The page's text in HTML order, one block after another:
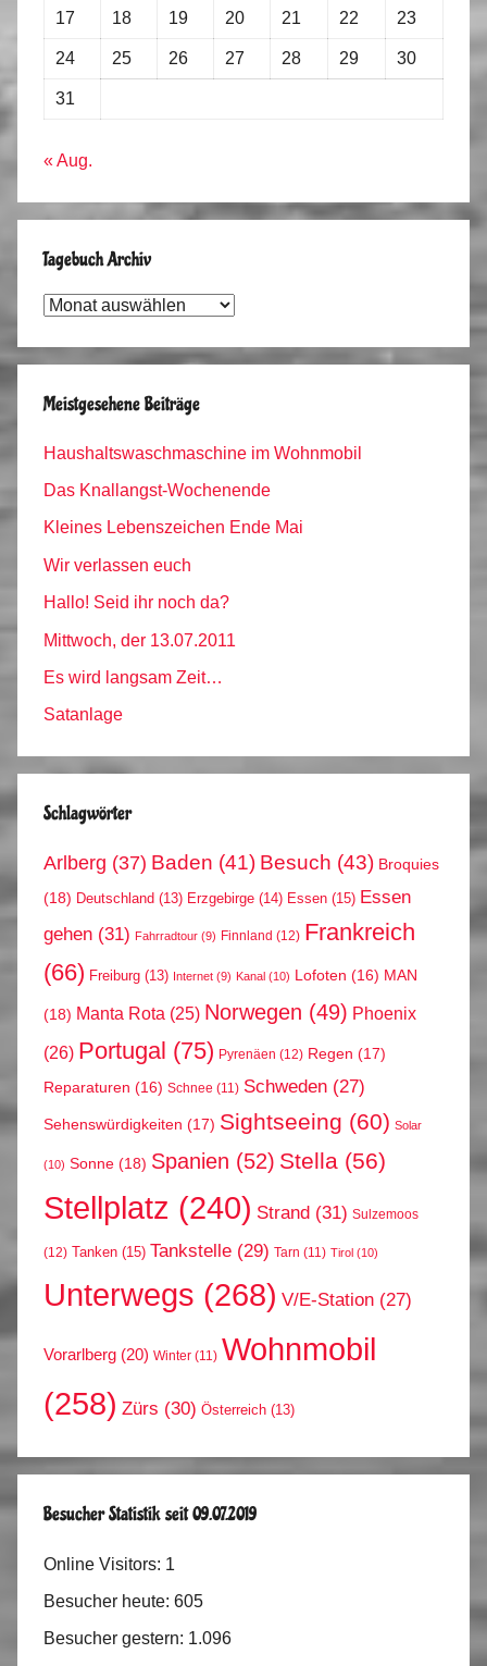
17 18 19 20 21 22 23
24 25 26 27 28 29 30
31
« Aug.
Tagebuch Archiv
Tagebuch
Meistgesehene Beiträge
Haushaltswaschmaschine im Wohnmobil
Das Knallangst-Wochenende
Kleines Lebenszeichen Ende Mai
Wir verlassen euch
Hallo! Seid ihr noch da?
Mittwoch, der 13.07.2011
Es wird langsam Zeit…
Satanlage
Schlagwörter
Arlberg (37) Baden (41) Besuch (43) Broquies
(18) Deutschland (13) Erzgebirge (14) Essen (15) Essen
gehen (31) Fahrradtour (9) Finnland (12) Frankreich
(66) Freiburg (13) Internet (9) Kanal (10) Lofoten (16) MAN
(18) Manta Rota (25) Norwegen (49) Phoenix
(26) Portugal (75) Pyrenäen (12) Regen (17)
Reparaturen (16) Schnee (11) Schweden (27)
Sehenswürdigkeiten (17) Sightseeing (60) Solar
(10) Sonne (18) Spanien (52) Stella (56)
Stellplatz (240) Strand (31) Sulzemoos
(12) Tanken (15) Tankstelle (29) Tarn (11) Tirol (10)
Unterwegs (268) V/E-Station (27)
Vorarlberg (20) Winter (11) Wohnmobil
(258) Zürs (30) Österreich (13)
Besucher Statistik seit 09.07.2019
Online Visitors: 1
Besucher heute: 605
Besucher gestern: 1.096